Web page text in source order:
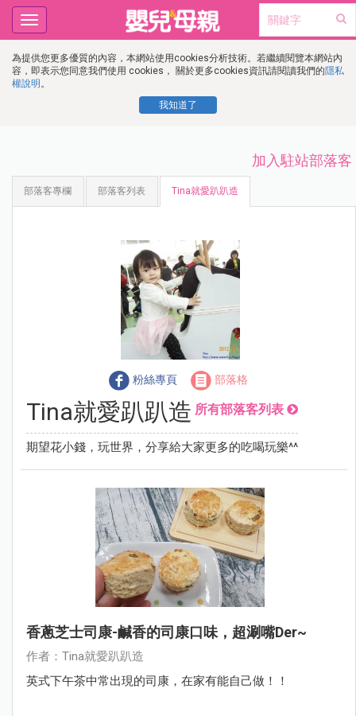
為提供您更多優質的內容，本網站使用cookies分析技術。若繼續閱覽本網站內
容，即表示您同意我們使用 cookies， 關於更多cookies資訊請閱讀我們的隱私
權說明 。
我知道了
Toggle
navigation
加入駐站部落客
部落客專欄 部落客列表 Tina就愛趴趴造
粉絲專頁 部落格
Tina就愛趴趴造 所有部落客列表
期望花小錢，玩世界，分享給大家更多的吃喝玩樂^^
香蔥芝士司康-鹹香的司康口味，超涮嘴der~
作者：Tina就愛趴趴造
英式下午茶中常出現的司康，在家有能自己做！！